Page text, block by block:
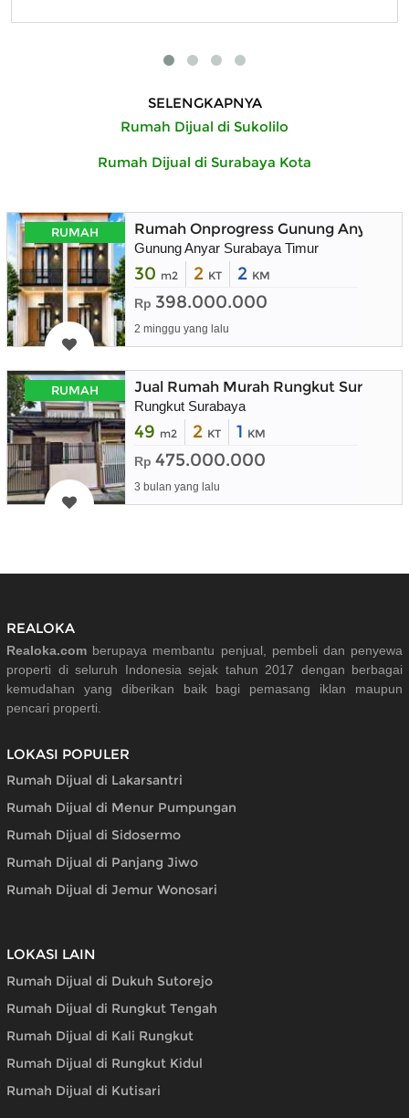
SELENGKAPNYA
Rumah Dijual di Sukolilo
Rumah Dijual di Surabaya Kota
RUMAH Rumah Onprogress Gunung Anyar
Gunung Anyar Surabaya Timur
30 m2 2 KT 2 KM
Rp 398.000.000
2 minggu yang lalu
RUMAH Jual Rumah Murah Rungkut
Rungkut Surabaya
49 m2 2 KT 1 KM
Rp 475.000.000
3 bulan yang lalu
REALOKA
Realoka.com berupaya membantu penjual, pembeli dan penyewa
properti di seluruh Indonesia sejak tahun 2017 dengan berbagai
kemudahan yang diberikan baik bagi pemasang iklan maupun
pencari properti.
LOKASI POPULER
Rumah Dijual di Lakarsantri
Rumah Dijual di Menur Pumpungan
Rumah Dijual di Sidosermo
Rumah Dijual di Panjang Jiwo
Rumah Dijual di Jemur Wonosari
LOKASI LAIN
Rumah Dijual di Dukuh Sutorejo
Rumah Dijual di Rungkut Tengah
Rumah Dijual di Kali Rungkut
Rumah Dijual di Rungkut Kidul
Rumah Dijual di Kutisari